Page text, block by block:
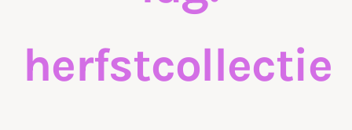
herfstcollectie
Gezondheid